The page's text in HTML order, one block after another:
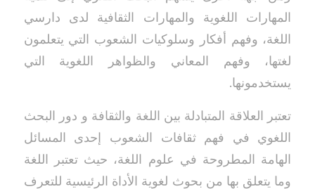
المهارات اللغوية والمهارات الثقافية لدى دارسي
اللغة، وفهم أفكار وسلوكيات الشعوب التي يتعلمون
لغتها، وفهم المعاني والظواهر اللغوية التي
يستخدمونها.
تعتبر العلاقة المتبادلة بين اللغة والثقافة و دور البحث
اللغوي في فهم ثقافات الشعوب إحدى المسائل
الهامة المطروحة في علوم اللغة، حيث تعتبر اللغة
وما يتعلق بها من بحوث لغوية الأداة الرئيسية للتعرف